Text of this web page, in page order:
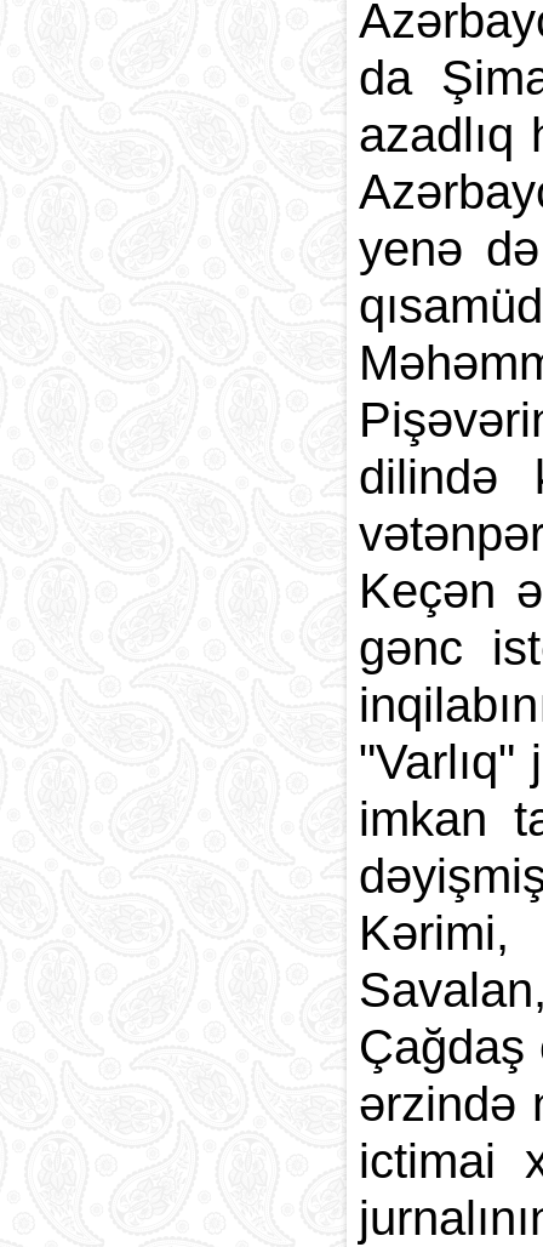
da
azadlıq
yenə
dilində
Keçən
gənc
"Varlıq"
imkan
Çağdaş
ərzində
ictimai